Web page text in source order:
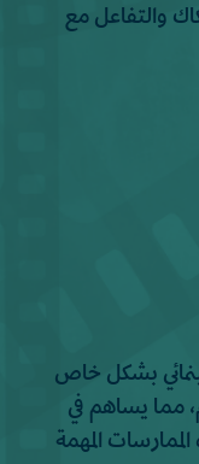
والتفاعل مع
بشكل خاص
مما يساهم في
المهمة